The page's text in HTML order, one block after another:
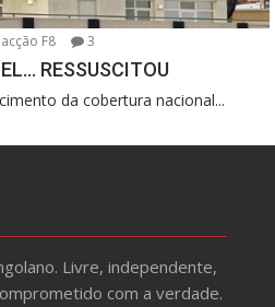
F8 3
RESSUSCITOU
da cobertura nacional...
Livre, independente,
com a verdade.